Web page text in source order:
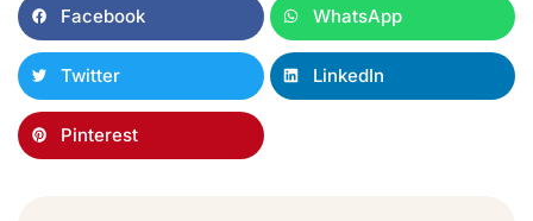
Facebook WhatsApp
Twitter LinkedIn
Pinterest